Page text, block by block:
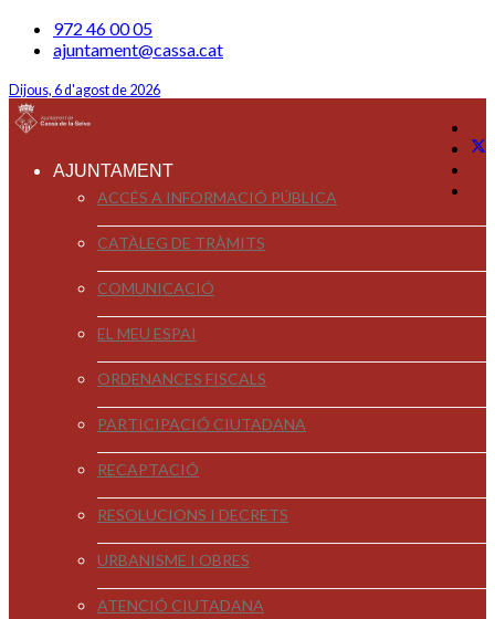
972 46 00 05
ajuntament@cassa.cat
Dijous, 6 d'agost de 2026
AJUNTAMENT
ACCÉS A INFORMACIÓ PÚBLICA
CATÀLEG DE TRÀMITS
COMUNICACIÓ
EL MEU ESPAI
ORDENANCES FISCALS
PARTICIPACIÓ CIUTADANA
RECAPTACIÓ
RESOLUCIONS I DECRETS
URBANISME I OBRES
ATENCIÓ CIUTADANA